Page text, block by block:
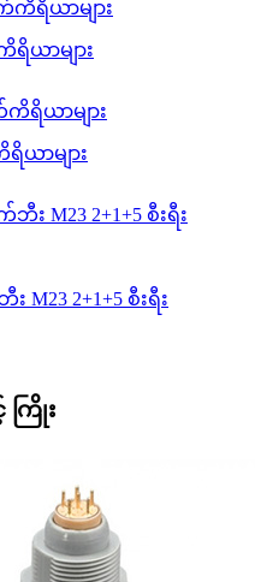
ယာများ
ယာများ
2+1+5 စီးရီး
ြိုး